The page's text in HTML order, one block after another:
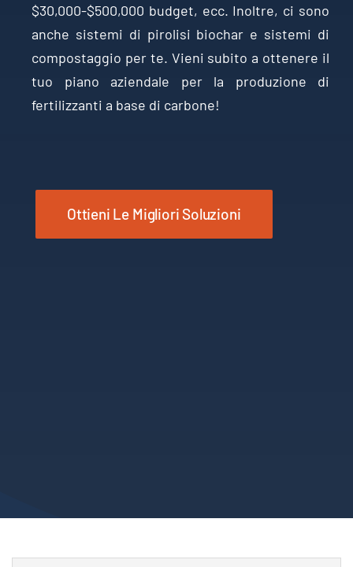
$30,000-$500,000 budget, ecc. Inoltre, ci sono
anche sistemi di pirolisi biochar e sistemi di
compostaggio per te. Vieni subito a ottenere il
tuo piano aziendale per la produzione di
fertilizzanti a base di carbone!
Ottieni Le Migliori Soluzioni